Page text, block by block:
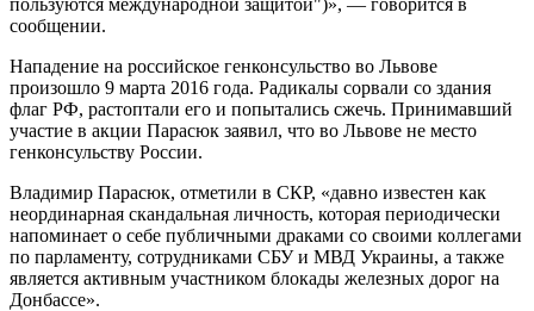
сообщении.
Нападение на российское генконсульство во Львове
произошло 9 марта 2016 года. Радикалы сорвали со здания
флаг РФ, растоптали его и попытались сжечь. Принимавший
участие в акции Парасюк заявил, что во Львове не место
генконсульству России.
Владимир Парасюк, отметили в СКР, «давно известен как
неординарная скандальная личность, которая периодически
напоминает о себе публичными драками со своими коллегами
по парламенту, сотрудниками СБУ и МВД Украины, а также
является активным участником блокады железных дорог на
Донбассе».